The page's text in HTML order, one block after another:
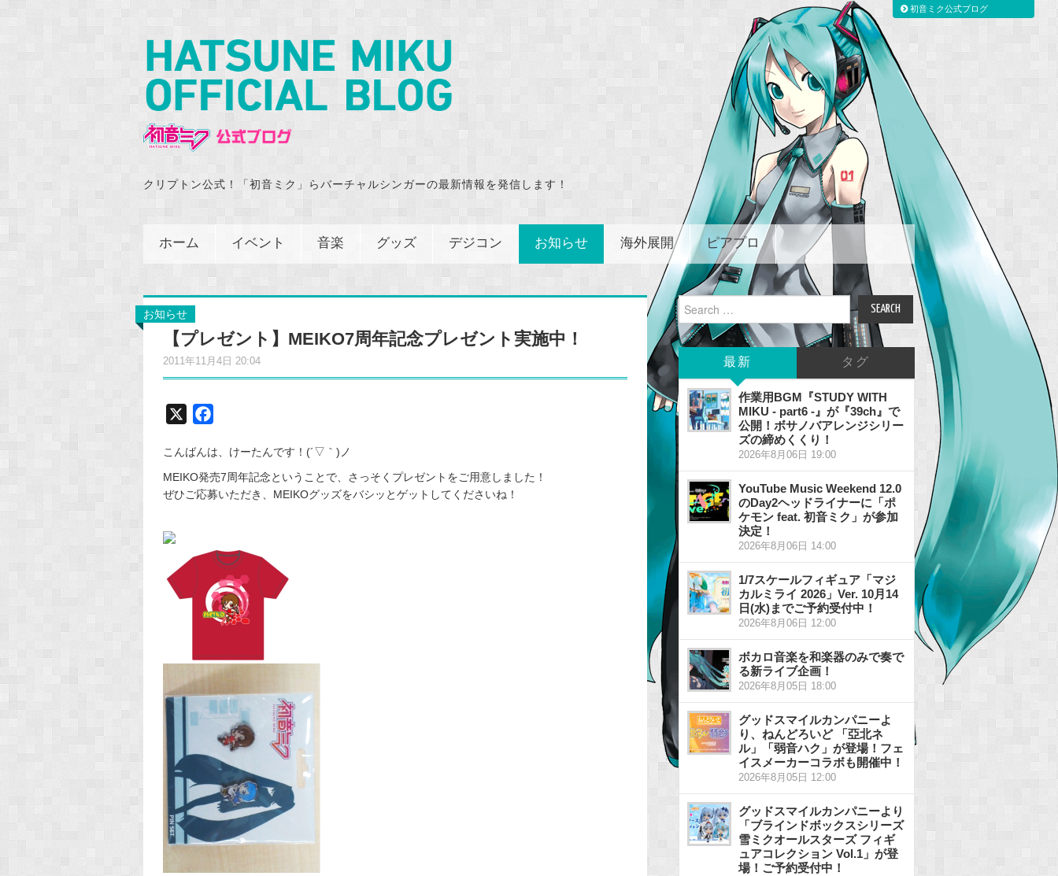
クリプトン公式！「初音ミク」らバーチャルシンガーの最新情報を発信します！
ホーム イベント 音楽 グッズ デジコン お知らせ 海外展開 ピアプロ
お知らせ
【プレゼント】MEIKO7周年記念プレゼント実施中！
2011年11月4日 20:04
c
e
b
k
こんばんは、けーたんです！(´▽｀)ノ
MEIKO発売7周年記念ということで、さっそくプレゼントをご用意しました！
ぜひご応募いただき、MEIKOグッズをバシッとゲットしてくださいね！
Search
for:
最新 タグ
作業用BGM『STUDY WITH
MIKU - part6 -』が『39ch』で
公開！ボサノバアレンジシリー
ズの締めくくり！
2026年8月06日 19:00
YouTube Music Weekend 12.0
のDay2ヘッドライナーに「ポ
ケモン feat. 初音ミク」が参加
決定！
2026年8月06日 14:00
1/7スケールフィギュア「マジ
カルミライ 2026」Ver. 10月14
日(水)までご予約受付中！
2026年8月06日 12:00
ボカロ音楽を和楽器のみで奏で
る新ライブ企画！
2026年8月05日 18:00
グッドスマイルカンパニーよ
り、ねんどろいど 「亞北ネ
ル」「弱音ハク」が登場！フェ
イスメーカーコラボも開催中！
2026年8月05日 12:00
グッドスマイルカンパニーより
「ブラインドボックスシリーズ
雪ミクオールスターズ フィギ
ュアコレクション Vol.1」が登
場！ご予約受付中！
初音ミク公式ブログ